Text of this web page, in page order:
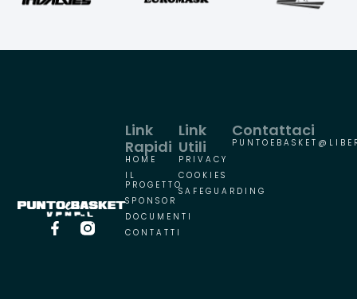
Link
Utili
PRIVACY
COOKIES
SAFEGUARDING
Link
Rapidi
HOME
IL
PROGETTO
SPONSOR
DOCUMENTI
CONTATTI
Contattaci